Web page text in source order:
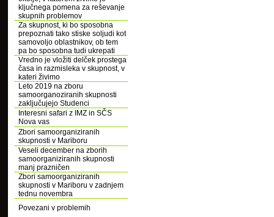
ključnega pomena za reševanje
skupnih problemov
Za skupnost, ki bo sposobna
prepoznati tako stiske soljudi kot
samovoljo oblastnikov, ob tem
pa bo sposobna tudi ukrepati
Vredno je vložiti delček prostega
časa in razmisleka v skupnost, v
kateri živimo
Leto 2019 na zboru
samoorganoziranih skupnosti
zaključujejo Studenci
Interesni safari z IMZ in SČS
Nova vas
Zbori samoorganiziranih
skupnosti v Mariboru
Veseli december na zborih
samoorganiziranih skupnosti
manj prazničen
Zbori samoorganiziranih
skupnosti v Mariboru v zadnjem
tednu novembra
Povezani v problemih